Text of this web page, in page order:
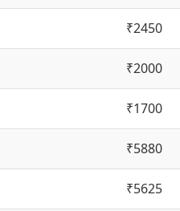
₹2450
₹2000
₹1700
₹5880
₹5625